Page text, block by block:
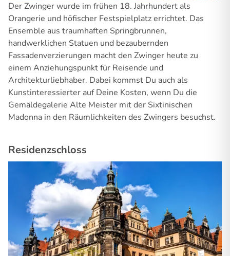
Der Zwinger wurde im frühen 18. Jahrhundert als
Orangerie und höfischer Festspielplatz errichtet. Das
Ensemble aus traumhaften Springbrunnen,
handwerklichen Statuen und bezaubernden
Fassadenverzierungen macht den Zwinger heute zu
einem Anziehungspunkt für Reisende und
Architekturliebhaber. Dabei kommst Du auch als
Kunstinteressierter auf Deine Kosten, wenn Du die
Gemäldegalerie Alte Meister mit der Sixtinischen
Madonna in den Räumlichkeiten des Zwingers besuchst.
Residenzschloss